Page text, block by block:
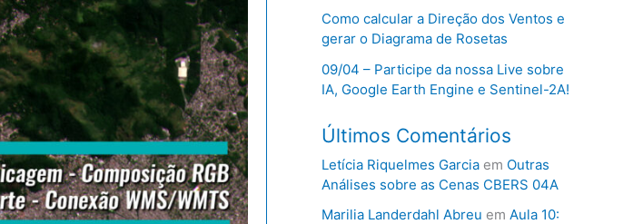
Como calcular a Direção dos Ventos e
gerar o Diagrama de Rosetas
09/04 – Participe da nossa Live sobre
IA, Google Earth Engine e Sentinel-2A!
Últimos Comentários
Letícia Riquelmes Garciaem Outras
Análises sobre as Cenas CBERS 04A
Marilia Landerdahl Abreu em Aula 10: